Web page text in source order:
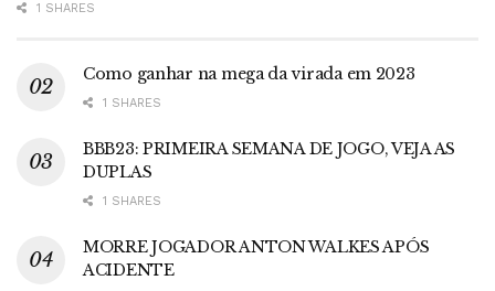
1 SHARES
Como ganhar na mega da virada em 2023
1 SHARES
BBB23: PRIMEIRA SEMANA DE JOGO, VEJA AS
DUPLAS
1 SHARES
MORRE JOGADOR ANTON WALKES APÓS
ACIDENTE